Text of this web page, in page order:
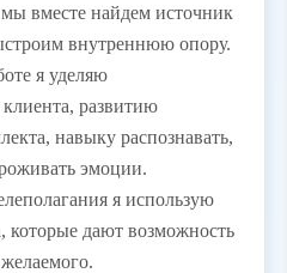
вместе найдем источник
внутреннюю опору.
я уделяю
развитию
навыку распознавать,
эмоции.
я использую
которые дают возможность